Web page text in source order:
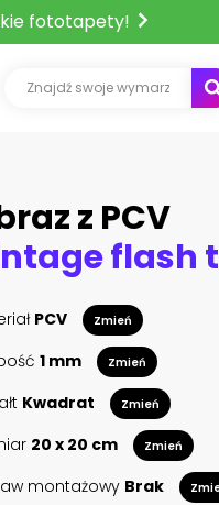
fototapety!
z PCV
PCV Zmień
1 mm Zmień
Kwadrat Zmień
20 x 20 cm Zmień
montażowy Brak